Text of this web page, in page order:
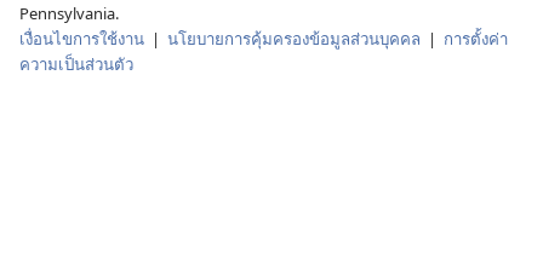
Pennsylvania.
เงื่อนไขการใช้งาน | นโยบายการคุ้มครองข้อมูลส่วนบุคคล | การตั้งค่า
ความเป็นส่วนตัว